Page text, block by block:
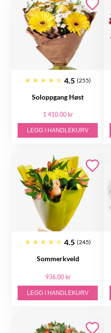
4.5 (255)
Soloppgang Høst
1 410.00 kr
LEGG I HANDLEKURV
4.5 (245)
Sommerkveld
936.00 kr
LEGG I HANDLEKURV